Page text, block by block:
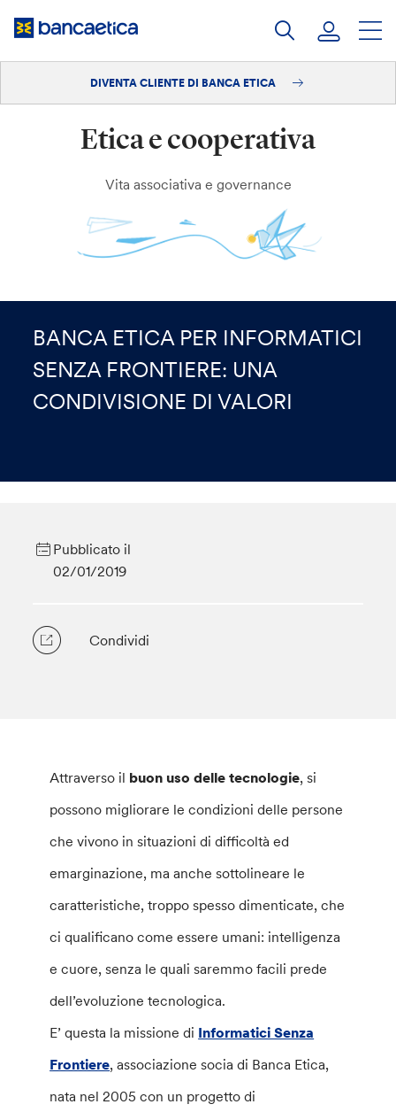
Diventa cliente
DIVENTA CLIENTE DI BANCA ETICA
Etica e cooperativa
Vita associativa e governance
BANCA ETICA PER INFORMATICI
SENZA FRONTIERE: UNA
CONDIVISIONE DI VALORI
Pubblicato il
02/01/2019
Condividi
Attraverso il buon uso delle tecnologie, si
possono migliorare le condizioni delle persone
che vivono in situazioni di difficoltà ed
emarginazione, ma anche sottolineare le
caratteristiche, troppo spesso dimenticate, che
ci qualificano come essere umani: intelligenza
e cuore, senza le quali saremmo facili prede
dell’evoluzione tecnologica.
E’ questa la missione di Informatici Senza
Frontiere, associazione socia di Banca Etica,
nata nel 2005 con un progetto di